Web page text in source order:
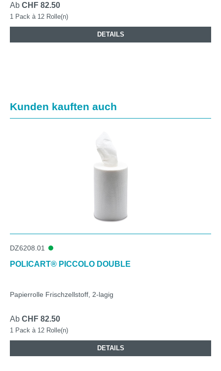
Ab CHF 82.50
1 Pack à 12 Rolle(n)
DETAILS
Produktgalerie überspringen
Kunden kauften auch
DZ6208.01
POLICART® PICCOLO DOUBLE
Papierrolle Frischzellstoff, 2-lagig
Ab CHF 82.50
1 Pack à 12 Rolle(n)
DETAILS